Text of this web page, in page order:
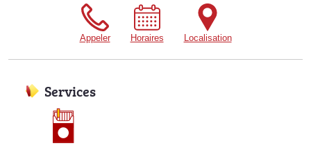
Appeler Horaires Localisation
Services